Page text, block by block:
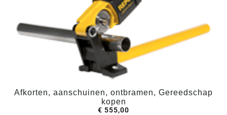
Afkorten, aanschuinen, ontbramen, Gereedschap
kopen
€ 555,00